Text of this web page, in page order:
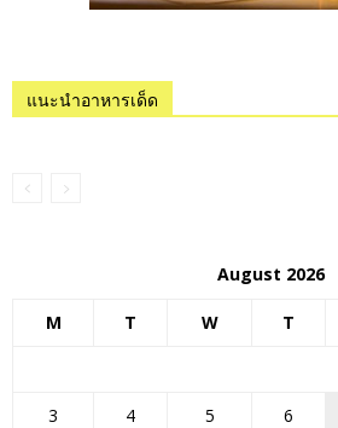
แนะนำอาหารเด็ด
August 2026
M T W T
3
4 5 6